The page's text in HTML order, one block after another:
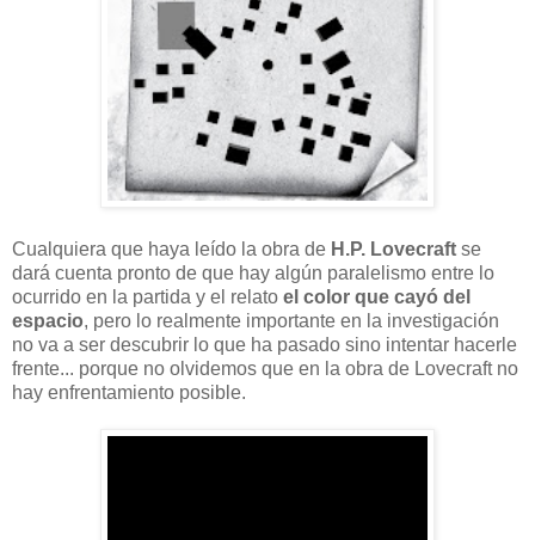
Cualquiera que haya leído la obra de H.P. Lovecraft se
dará cuenta pronto de que hay algún paralelismo entre lo
ocurrido en la partida y el relato el color que cayó del
espacio, pero lo realmente importante en la investigación
no va a ser descubrir lo que ha pasado sino intentar hacerle
frente... porque no olvidemos que en la obra de Lovecraft no
hay enfrentamiento posible.